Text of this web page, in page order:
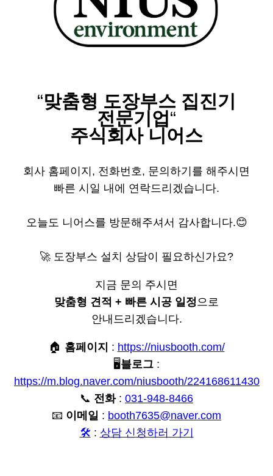
“맞춤형 도장부스 집진기
전문기업“
주식회사 니어스
​회사 홈페이지, 전화번호, 문의하기를 해주시면
빠른 시일 내에 연락드리겠습니다.
오늘도 니어스를 방문해주셔서 감사합니다.😊
🚀 도장부스 설치 상담이 필요하신가요?
지금 문의 주시면
맞춤형 견적 + 빠른 시공 일정으로
안내드리겠습니다.
🏠 홈페이지 : https://niusbooth.com/
🖥️블로그 :
https://m.blog.naver.com/niusbooth/224168611430
📞 전화 : 031-948-8466
📧 이메일 : booth7635@naver.com
🛠️ : 상담 신청하러 가기